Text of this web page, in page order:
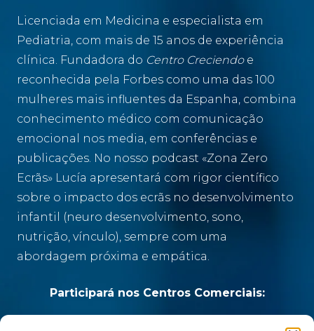
Licenciada em Medicina e especialista em
Pediatria, com mais de 15 anos de experiência
clínica. Fundadora do Centro Creciendoe
reconhecida pela Forbes como uma das 100
mulheres mais influentes da Espanha, combina
conhecimento médico com comunicação
emocional nos media, em conferências e
publicações. No nosso podcast «Zona Zero
Ecrãs» Lucía apresentará com rigor científico
sobre o impacto dos ecrãs no desenvolvimento
infantil (neuro desenvolvimento, sono,
nutrição, vínculo), sempre com uma
abordagem próxima e empática.
Participará nos Centros Comerciais: